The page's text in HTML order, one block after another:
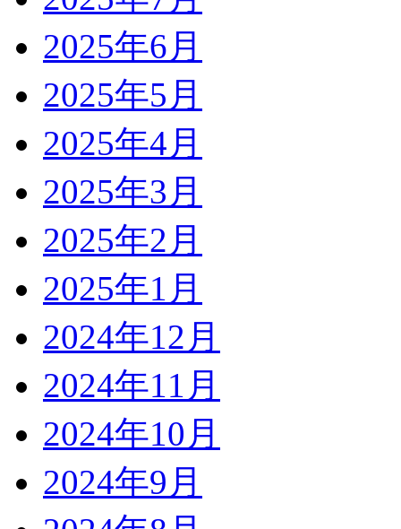
2025年6月
2025年5月
2025年4月
2025年3月
2025年2月
2025年1月
2024年12月
2024年11月
2024年10月
2024年9月